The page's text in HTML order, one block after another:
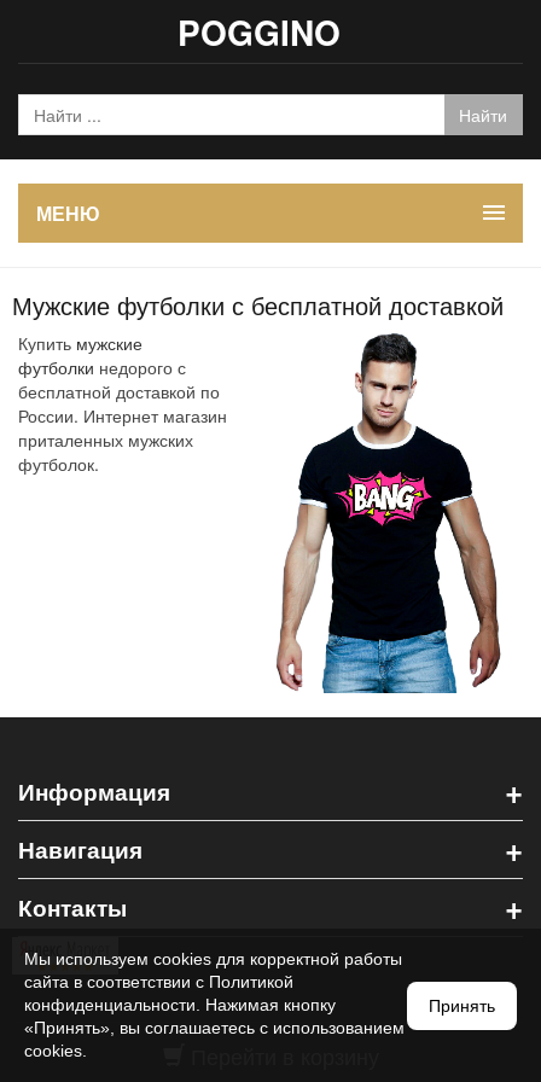
POGGINO
МЕНЮ
Мужские футболки с бесплатной доставкой
Купить мужские
футболки недорого с
бесплатной доставкой по
России. Интернет магазин
приталенных мужских
футболок.
Информация +
Навигация +
Контакты +
Мы используем cookies для корректной работы
сайта в соответствии с Политикой
конфиденциальности . Нажимая кнопку
«Принять», вы соглашаетесь с использованием
cookies.
Принять